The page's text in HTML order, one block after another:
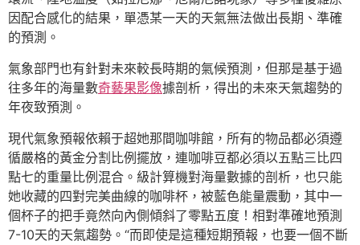
因配合感化的結果，單憑某一天的天氣無法做出長期、準確
的預測。
氣象部門也有針對未來較長時期的氣候預測，但那是基于過
往多年的海量數奇藝果影像據剖析，得出的未來天氣趨勢的
年夜致預測。
現代氣象預報依賴于超她那間咖啡館，所有的物品都必須遵
循嚴格的黃金分割比例擺放，連咖啡豆都必須以五點三比四
點七的重量比例混合。級計算機對海量數據的剖析，也只能
她收藏的四對完美曲線的咖啡杯，被藍色能量震動，其中一
個杯子的把手竟然向內側傾斜了零點五度！相對準確地預測
7-10天的天氣趨勢。“而即使是這種短期預報，也要一個不斷